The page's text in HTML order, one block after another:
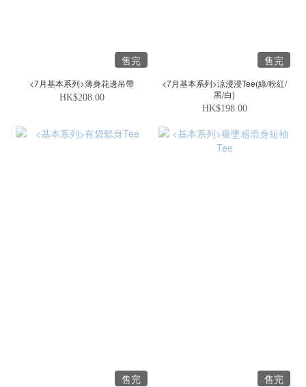
售完
<7月基本系列>薄身花邊吊帶
HK$208.00
售完
<7月基本系列>涼浸浸Tee(綠/粉紅/
黑/白)
HK$198.00
售完 售完